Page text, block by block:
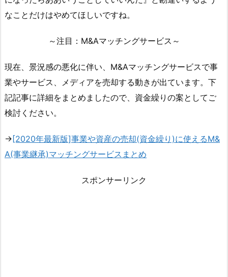
なことだけはやめてほしいですね。
～注目：M&Aマッチングサービス～
現在、景況感の悪化に伴い、M&Aマッチングサービスで事
業やサービス、メディアを売却する動きが出ています。下
記記事に詳細をまとめましたので、資金繰りの案としてご
検討ください。
→[2020年最新版]事業や資産の売却(資金繰り)に使えるM&
A(事業継承)マッチングサービスまとめ
スポンサーリンク